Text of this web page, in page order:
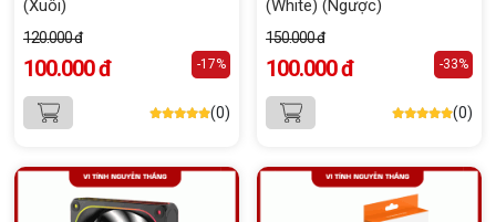
(Xuôi)
120.000 đ
100.000 đ -17%
(0)
(White) (Ngược)
150.000 đ
100.000 đ -33%
(0)